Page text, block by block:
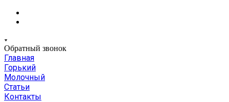
Обратный звонок
Главная
Горький
Молочный
Статьи
Контакты